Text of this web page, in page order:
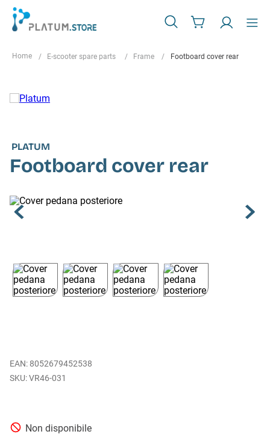
E-scooter spare parts Frame Footboard cover rear
PLATUM
Footboard cover rear
EAN: 8052679452538
VR46-031
Non disponibile